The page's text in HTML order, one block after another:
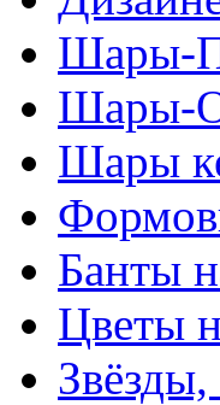
Шары-
Шары-
Шары
Банты
Цветы